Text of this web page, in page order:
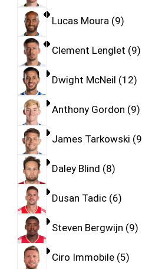
Lucas Moura 9
Clement Lenglet 9
Dwight McNeil 12
Anthony Gordon 9
James Tarkowski 9
Daley Blind 8
Dusan Tadic 6
Steven Bergwijn 9
Ciro Immobile 5